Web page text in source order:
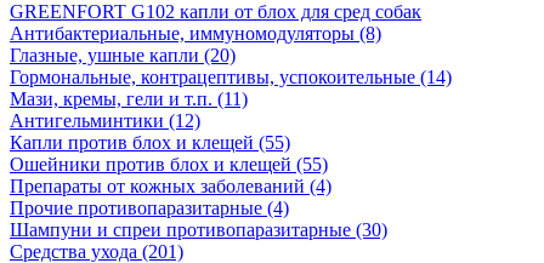
GREENFORT G102 капли от блох для сред собак
Антибактериальные, иммуномодуляторы (8)
Глазные, ушные капли (20)
Гормональные, контрацептивы, успокоительные (14)
Мази, кремы, гели и т.п. (11)
Антигельминтики (12)
Капли против блох и клещей (55)
Ошейники против блох и клещей (55)
Препараты от кожных заболеваний (4)
Прочие противопаразитарные (4)
Шампуни и спреи противопаразитарные (30)
Средства ухода (201)